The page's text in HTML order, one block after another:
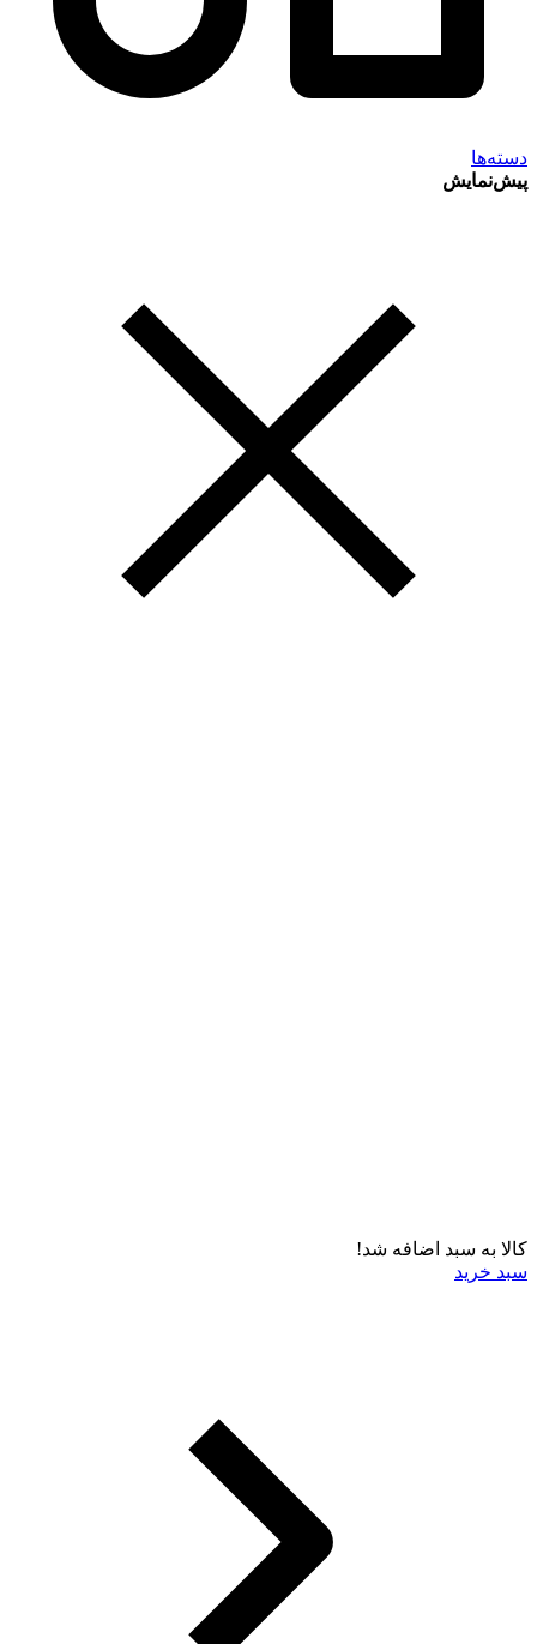
دسته‌ها
پیش‌نمایش
کالا به سبد اضافه شد!
سبد خرید